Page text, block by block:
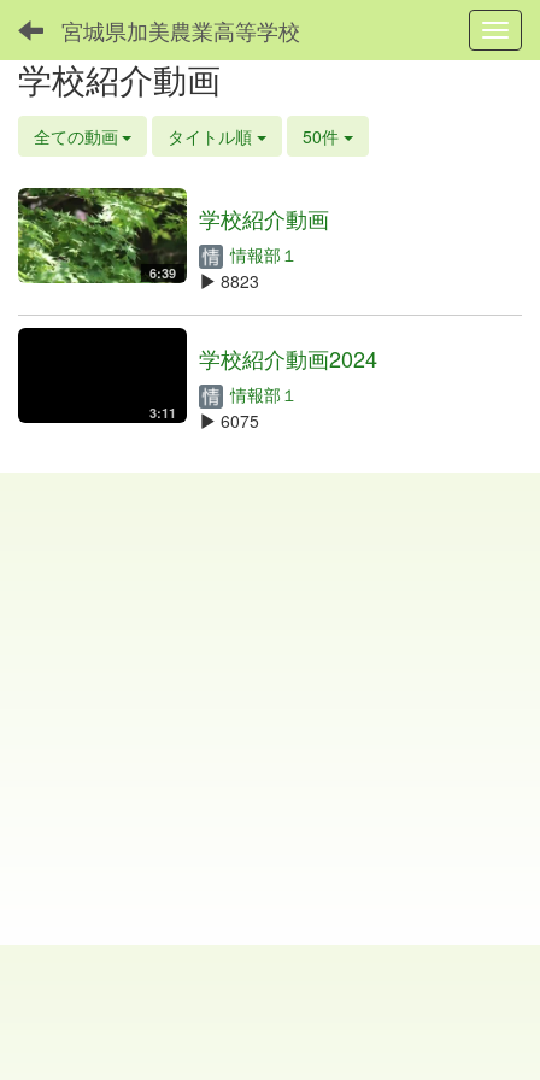
宮城県加美農業高等学校
学校紹介動画
全ての動画 タイトル順 50件
6:39
学校紹介動画
情報部１
8823
3:11
学校紹介動画2024
情報部１
6075